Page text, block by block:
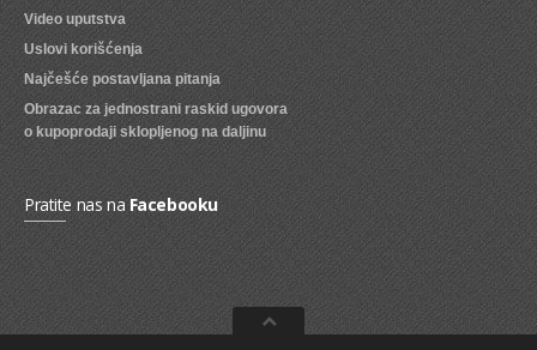
ZVAKE
LIZALICE
COKOLADE
KREMOVI
BOMBONJERE I PRALINE
MALE COKOLADE I BAROVI
KEKSOVI
KEKS STRUDLE
Video uputstva
Uslovi korišćenja
Najčešće postavljana pitanja
Obrazac za jednostrani raskid ugovora
o kupoprodaji sklopljenog na daljinu
Pratite nas na Facebooku